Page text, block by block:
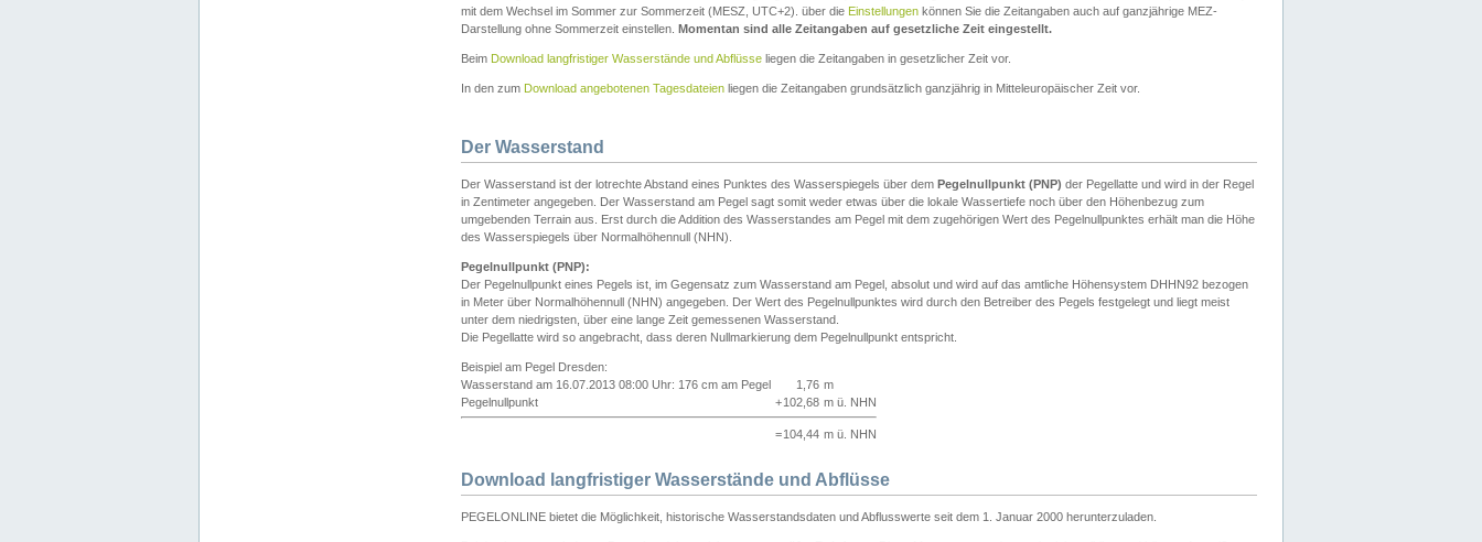
mit dem Wechsel im Sommer zur Sommerzeit (MESZ, UTC+2). über die Einstellungen können Sie die Zeitangaben auch auf ganzjährige MEZ-
Darstellung ohne Sommerzeit einstellen. Momentan sind alle Zeitangaben auf gesetzliche Zeit eingestellt.
Beim Download langfristiger Wasserstände und Abflüsse liegen die Zeitangaben in gesetzlicher Zeit vor.
In den zum Download angebotenen Tagesdateien liegen die Zeitangaben grundsätzlich ganzjährig in Mitteleuropäischer Zeit vor.
Der Wasserstand
Der Wasserstand ist der lotrechte Abstand eines Punktes des Wasserspiegels über dem Pegelnullpunkt (PNP) der Pegellatte und wird in der Regel
in Zentimeter angegeben. Der Wasserstand am Pegel sagt somit weder etwas über die lokale Wassertiefe noch über den Höhenbezug zum
umgebenden Terrain aus. Erst durch die Addition des Wasserstandes am Pegel mit dem zugehörigen Wert des Pegelnullpunktes erhält man die Höhe
des Wasserspiegels über Normalhöhennull (NHN).
Pegelnullpunkt (PNP):
Der Pegelnullpunkt eines Pegels ist, im Gegensatz zum Wasserstand am Pegel, absolut und wird auf das amtliche Höhensystem DHHN92 bezogen
in Meter über Normalhöhennull (NHN) angegeben. Der Wert des Pegelnullpunktes wird durch den Betreiber des Pegels festgelegt und liegt meist
unter dem niedrigsten, über eine lange Zeit gemessenen Wasserstand.
Die Pegellatte wird so angebracht, dass deren Nullmarkierung dem Pegelnullpunkt entspricht.
Beispiel am Pegel Dresden:
Wasserstand am 16.07.2013 08:00 Uhr: 176 cm am Pegel
1,76 m
Pegelnullpunkt
+102,68 m ü. NHN
=104,44 m ü. NHN
Download langfristiger Wasserstände und Abflüsse
PEGELONLINE bietet die Möglichkeit, historische Wasserstandsdaten und Abflusswerte seit dem 1. Januar 2000 herunterzuladen.